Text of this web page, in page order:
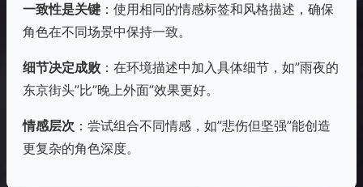
一致性是关键 ：使用相同的情感标签和风格描述，确保
角色在不同场景中保持一致。
细节决定成败 ：在环境描述中加入具体细节，如”雨夜的
东京街头”比”晚上外面”效果更好。
情感层次 ：尝试组合不同情感，如”悲伤但坚强”能创造
更复杂的角色深度。